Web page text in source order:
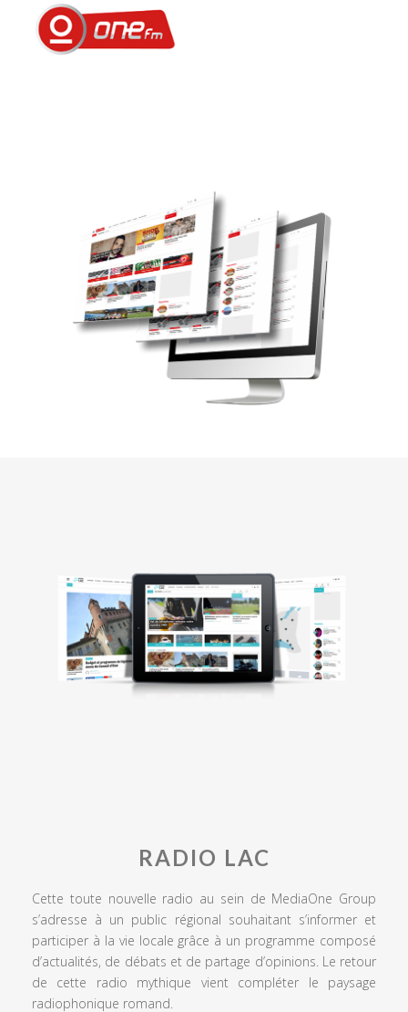
RADIO LAC
Cette toute nouvelle radio au sein de MediaOne Group
s’adresse à un public régional souhaitant s’informer et
participer à la vie locale grâce à un programme composé
d’actualités, de débats et de partage d’opinions. Le retour
de cette radio mythique vient compléter le paysage
radiophonique romand.